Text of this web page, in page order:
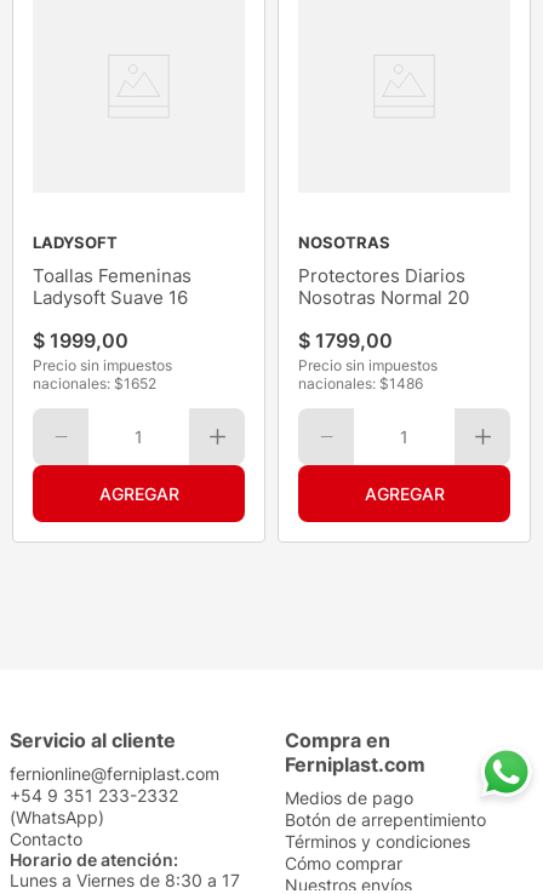
LADYSOFT
Toallas Femeninas
Ladysoft Suave 16
$ 1999,00
Precio sin impuestos
nacionales: $1652
1
NOSOTRAS
Protectores Diarios
Nosotras Normal 20
$ 1799,00
Precio sin impuestos
nacionales: $1486
1
Servicio al cliente
fernionline@ferniplast.com
+54 9 351 233-2332
(WhatsApp)
Contacto
Horario de atención:
Lunes a Viernes de 8:30 a 17
Compra en
Ferniplast.com
Medios de pago
Botón de arrepentimiento
Términos y condiciones
Cómo comprar
Nuestros envíos